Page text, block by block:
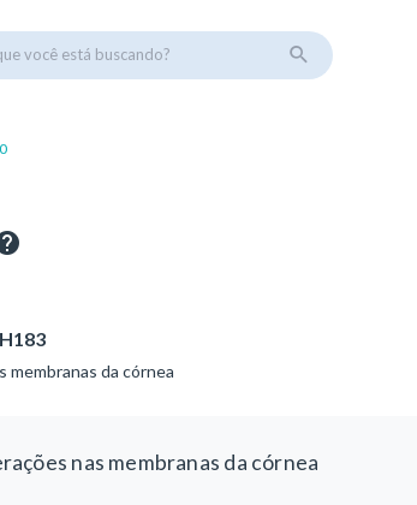
você está buscando?
membranas da córnea
nas membranas da córnea